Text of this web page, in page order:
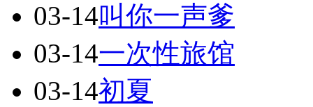
03-14叫你一声爹
03-14一次性旅馆
03-14初夏